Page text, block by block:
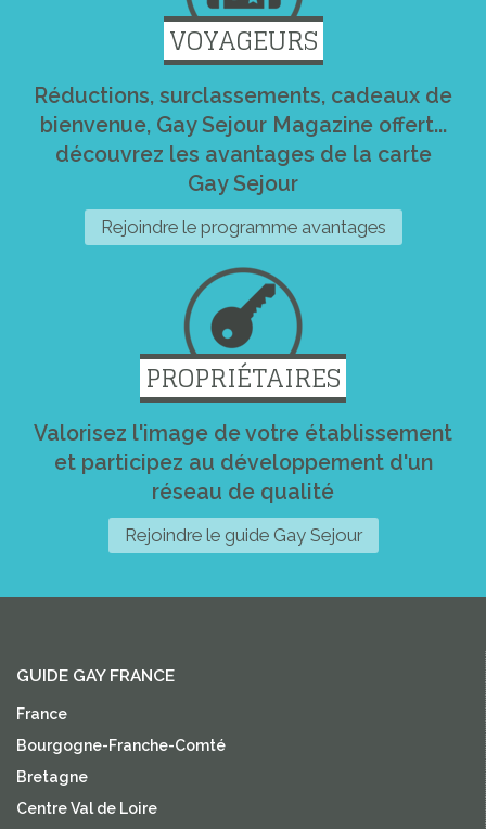
VOYAGEURS
Réductions, surclassements, cadeaux de
bienvenue, Gay Sejour Magazine offert...
découvrez les avantages de la carte
Gay Sejour
Rejoindre le programme avantages
PROPRIÉTAIRES
Valorisez l'image de votre établissement
et participez au développement d'un
réseau de qualité
Rejoindre le guide Gay Sejour
GUIDE GAY FRANCE
France
Bourgogne-Franche-Comté
Bretagne
Centre Val de Loire